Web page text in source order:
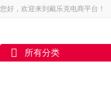
您好，欢迎来到戴乐克电商平台！
所有分类